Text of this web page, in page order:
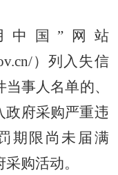
中国”网站
）列入失信
事人名单的、
政府采购严重违
期限尚未届满
购活动。